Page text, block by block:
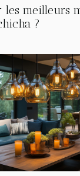
meilleurs
?